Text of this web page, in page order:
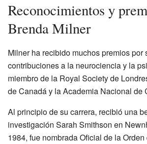
Reconocimientos y
Brenda Milner
Milner ha recibido muchos premios por
contribuciones a la neurociencia y la
miembro de la Royal Society de
de Canadá y la Academia Nacional de
Al principio de su carrera, recibió una
investigación Sarah Smithson en
1984, fue nombrada Oficial de la